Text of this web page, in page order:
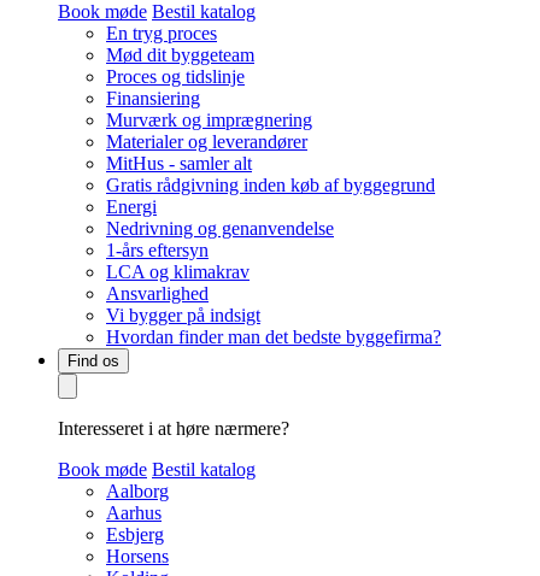
Book møde Bestil katalog
En tryg proces
Mød dit byggeteam
Proces og tidslinje
Finansiering
Murværk og imprægnering
Materialer og leverandører
MitHus - samler alt
Gratis rådgivning inden køb af byggegrund
Energi
Nedrivning og genanvendelse
1-års eftersyn
LCA og klimakrav
Ansvarlighed
Vi bygger på indsigt
Hvordan finder man det bedste byggefirma?
Find os
Interesseret i at høre nærmere?
Book møde Bestil katalog
Aalborg
Aarhus
Esbjerg
Horsens